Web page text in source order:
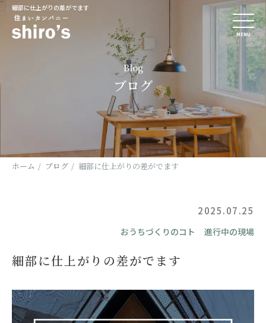
細部に仕上がりの差がでます
MENU
Blog
ブログ
ホーム ブログ 細部に仕上がりの差がでます
2025.07.25
おうちづくりのコト 進行中の現場
細部に仕上がりの差がでます